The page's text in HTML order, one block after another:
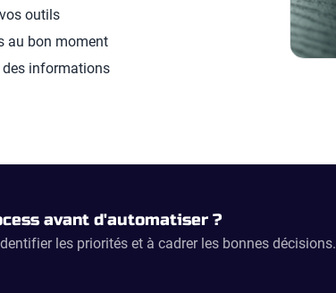
outils
au bon moment
informations
avant d'automatiser ?
les priorités et à cadrer les bonnes décisions.